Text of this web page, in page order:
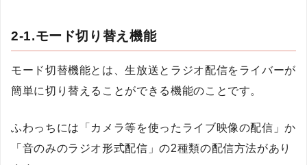
2-1.モード切り替え機能
モード切替機能とは、生放送とラジオ配信をライバーが
簡単に切り替えることができる機能のことです。
ふわっちには「カメラ等を使ったライブ映像の配信」か
「音のみのラジオ形式配信」の2種類の配信方法があり